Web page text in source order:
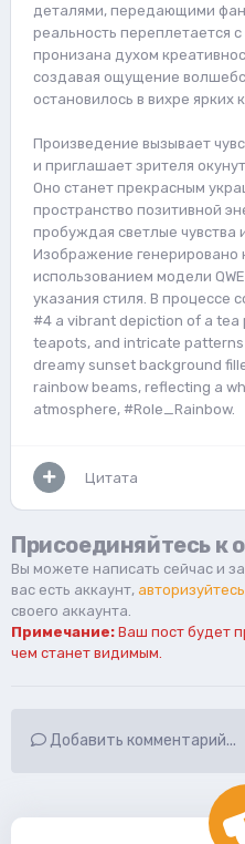
деталями, передающими
реальность переплетается
пронизана духом
создавая ощущение
остановилось в вихре ярких
Произведение вызывает
и приглашает зрителя
Оно станет прекрасным
пространство позитивной
пробуждая светлые чувства
Изображение генерировано
использованием модели
указания стиля. В процессе
#4 a vibrant depiction of a tea
teapots, and intricate
dreamy sunset background
rainbow beams, reflecting a
atmosphere, #Role_Rainbow.
Цитата
Присоединяйтесь к
Вы можете написать сейчас и
вас есть аккаунт, авторизуйтесь
своего аккаунта.
Примечание: Ваш пост будет
чем станет видимым.
Добавить комментарий...